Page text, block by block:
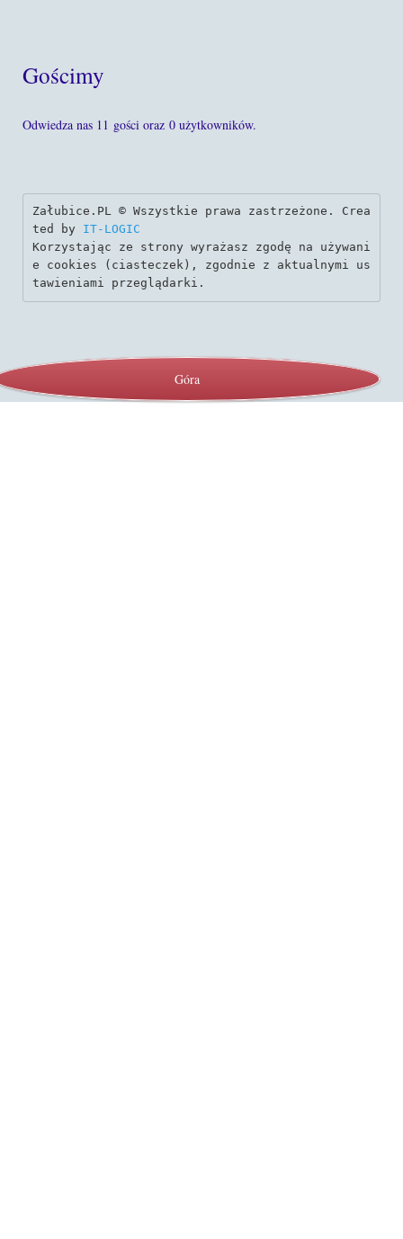
Gościmy
Odwiedza nas 11 gości oraz 0 użytkowników.
Załubice.PL © Wszystkie prawa zastrzeżone. Crea
ted by IT-LOGIC
Korzystając ze strony wyrażasz zgodę na używani
e cookies (ciasteczek), zgodnie z aktualnymi us
tawieniami przeglądarki.
Góra